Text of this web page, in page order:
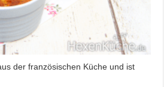
der französischen Küche und ist